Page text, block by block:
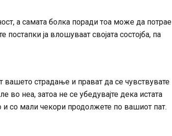
а самата болка поради тоа може да потрае
ја влошуваат својата состојба, па
вашето страдање и прават да се чувствувате
неа, затоа не се убедувајте дека истата
со мали чекори продолжете по вашиот пат.